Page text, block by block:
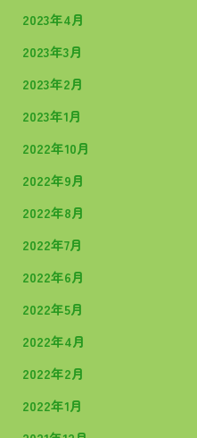
2023年4月
2023年3月
2023年2月
2023年1月
2022年10月
2022年9月
2022年8月
2022年7月
2022年6月
2022年5月
2022年4月
2022年2月
2022年1月